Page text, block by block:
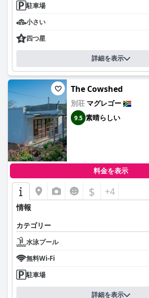
駐車場
小さい
四つ星
詳細を表示
The Cowshed
別荘 マグレゴー
9.5 素晴らしい
料金を表示
$ +4
情報
カテゴリー
水泳プール
無料Wi-Fi
駐車場
詳細を表示